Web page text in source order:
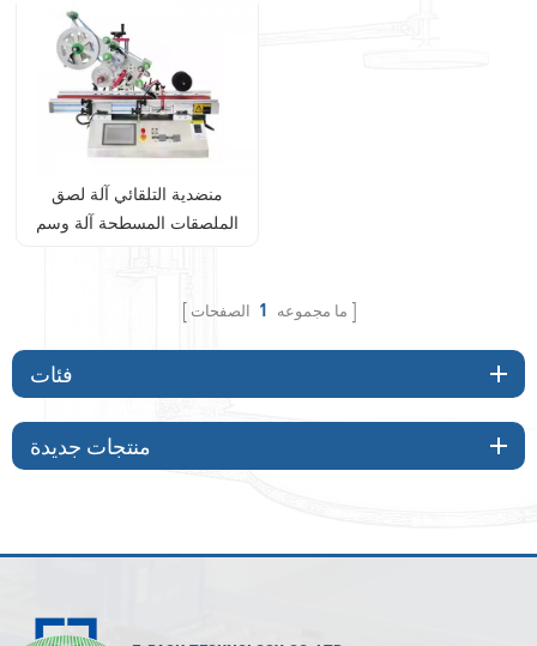
منضدية التلقائي آلة لصق
الملصقات المسطحة آلة وسم
ما مجموعه 1 الصفحات
فئات
منتجات جديدة